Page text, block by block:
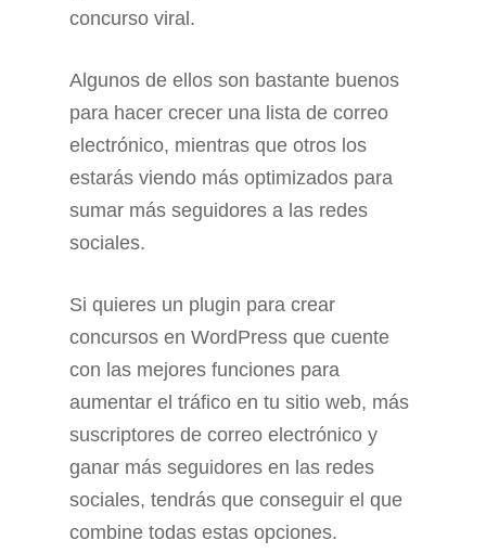
concurso viral.
Algunos de ellos son bastante buenos
para hacer crecer una lista de correo
electrónico, mientras que otros los
estarás viendo más optimizados para
sumar más seguidores a las redes
sociales.
Si quieres un plugin para crear
concursos en WordPress que cuente
con las mejores funciones para
aumentar el tráfico en tu sitio web, más
suscriptores de correo electrónico y
ganar más seguidores en las redes
sociales, tendrás que conseguir el que
combine todas estas opciones.